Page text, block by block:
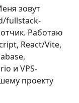
зовут
fullstack-
Работаю
React/Vite,
и VPS-
проекту